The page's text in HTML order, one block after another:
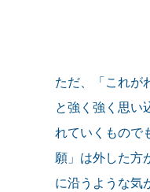
ただ、「これが
と強く強く思い
れていくもので
願」は外した方
に沿うような気